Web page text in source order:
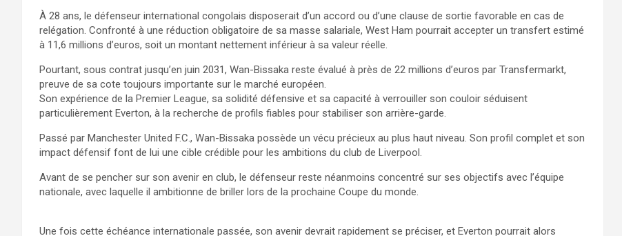
À 28 ans, le défenseur international congolais disposerait d’un accord ou d’une clause de sortie favorable en cas de
relégation. Confronté à une réduction obligatoire de sa masse salariale, West Ham pourrait accepter un transfert estimé
à 11,6 millions d’euros, soit un montant nettement inférieur à sa valeur réelle.
Pourtant, sous contrat jusqu’en juin 2031, Wan-Bissaka reste évalué à près de 22 millions d’euros par Transfermarkt,
preuve de sa cote toujours importante sur le marché européen.
Son expérience de la Premier League, sa solidité défensive et sa capacité à verrouiller son couloir séduisent
particulièrement Everton, à la recherche de profils fiables pour stabiliser son arrière-garde.
Passé par Manchester United F.C., Wan-Bissaka possède un vécu précieux au plus haut niveau. Son profil complet et son
impact défensif font de lui une cible crédible pour les ambitions du club de Liverpool.
Avant de se pencher sur son avenir en club, le défenseur reste néanmoins concentré sur ses objectifs avec l’équipe
nationale, avec laquelle il ambitionne de briller lors de la prochaine Coupe du monde.
Une fois cette échéance internationale passée, son avenir devrait rapidement se préciser, et Everton pourrait alors